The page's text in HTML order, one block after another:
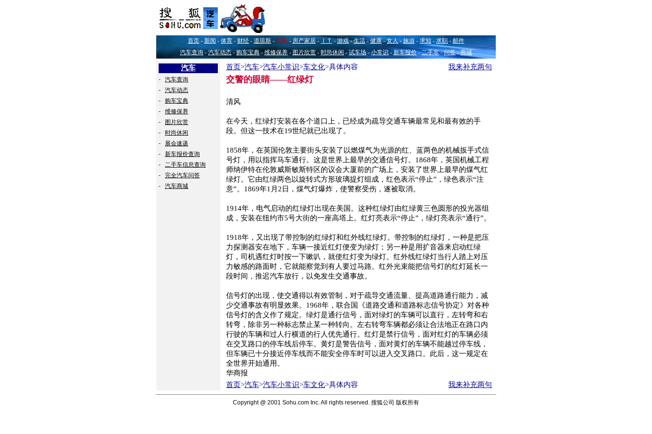
首页 - 新闻 - 体育 - 财经 - 道琼斯 - 汽车 - 房产家居-ＩＴ -游戏-生活-健康-女人-旅游 -求知 - 求职-邮件
汽车查询 - 汽车动态 - 购车宝典 - 维修保养 - 图片欣赏 - 时尚休闲 - 试车场 - 小常识 - 新车报价 - 二手车 - 问答 - 商城
汽车
-
汽车查询
-
汽车动态
-
购车宝典
-
维修保养
-
图片欣赏
-
时尚休闲
-
展会速递
-
新车报价查询
-
二手车信息查询
-
完全汽车问答
-
汽车商城
首页>汽车>汽车小常识>车文化>具体内容 我来补充两句
交警的眼睛——红绿灯
清风
在今天，红绿灯安装在各个道口上，已经成为疏导交通车辆最常见和最有效的手
段。但这一技术在19世纪就已出现了。
1858年，在英国伦敦主要街头安装了以燃煤气为光源的红、蓝两色的机械扳手式信
号灯，用以指挥马车通行。这是世界上最早的交通信号灯。1868年，英国机械工程
师纳伊特在伦敦威斯敏斯特区的议会大厦前的广场上，安装了世界上最早的煤气红
绿灯。它由红绿两色以旋转式方形玻璃提灯组成，红色表示“停止”，绿色表示“注
意”。1869年1月2日，煤气灯爆炸，使警察受伤，遂被取消。
1914年，电气启动的红绿灯出现在美国。这种红绿灯由红绿黄三色圆形的投光器组
成，安装在纽约市5号大街的一座高塔上。红灯亮表示“停止”，绿灯亮表示“通行”。
1918年，又出现了带控制的红绿灯和红外线红绿灯。带控制的红绿灯，一种是把压
力探测器安在地下，车辆一接近红灯便变为绿灯；另一种是用扩音器来启动红绿
灯，司机遇红灯时按一下嗽叭，就使红灯变为绿灯。红外线红绿灯当行人踏上对压
力敏感的路面时，它就能察觉到有人要过马路。红外光束能把信号灯的红灯延长一
段时间，推迟汽车放行，以免发生交通事故。
信号灯的出现，使交通得以有效管制，对于疏导交通流量、提高道路通行能力，减
少交通事故有明显效果。1968年，联合国《道路交通和道路标志信号协定》对各种
信号灯的含义作了规定。绿灯是通行信号，面对绿灯的车辆可以直行，左转弯和右
转弯，除非另一种标志禁止某一种转向。左右转弯车辆都必须让合法地正在路口内
行驶的车辆和过人行横道的行人优先通行。红灯是禁行信号，面对红灯的车辆必须
在交叉路口的停车线后停车。黄灯是警告信号，面对黄灯的车辆不能越过停车线，
但车辆已十分接近停车线而不能安全停车时可以进入交叉路口。此后，这一规定在
全世界开始通用。
华商报
首页>汽车>汽车小常识>车文化>具体内容 我来补充两句
Copyright @ 2001 Sohu.com Inc. All rights reserved. 搜狐公司 版权所有